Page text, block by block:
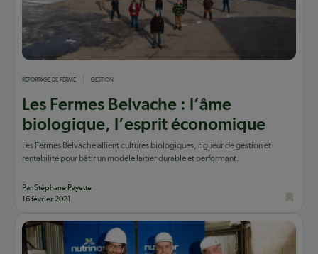
REPORTAGE DE FERME GESTION
Les Fermes Belvache : l’âme
biologique, l’esprit économique
Les Fermes Belvache allient cultures biologiques, rigueur de gestion et
rentabilité pour bâtir un modèle laitier durable et performant.
Par Stéphane Payette
16 février 2021